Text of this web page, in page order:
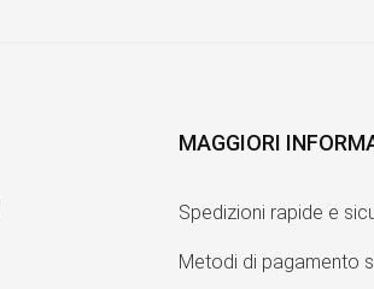
MAGGIORI
Spedizioni rapide e
Metodi di pagamento